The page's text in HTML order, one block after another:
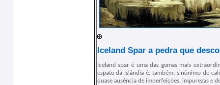
Iceland Spar a pedra que
Iceland spar é uma das gemas mais
espato da Islândia é, também, sinônimo de
quase ausência de imperfeições, impurezas e